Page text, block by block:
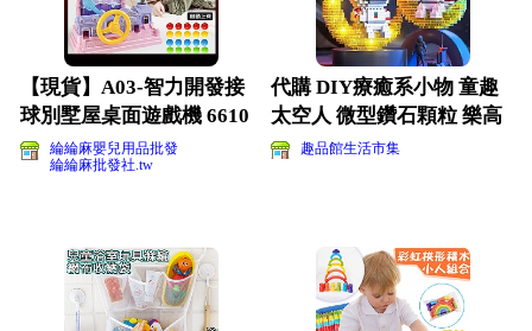
【現貨】A03-智力開發接
球別墅屋桌面遊戲機 6610
親子互動鍛煉手眼
綸綸麻嬰兒用品批發
綸綸麻批發社.tw
代購 DIY療癒系小物 童趣
太空人 微型鑽石顆粒 樂高
小積木 公仔
趣品館生活市集